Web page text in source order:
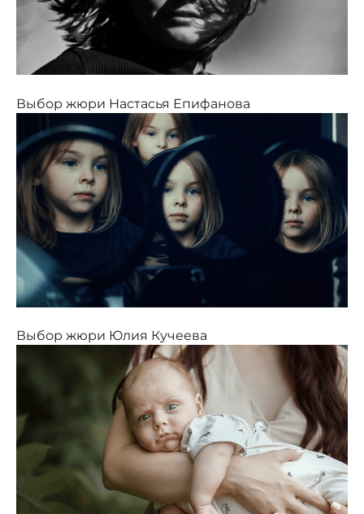
Выбор жюри Настасья Епифанова
Выбор жюри Юлия Кучеева